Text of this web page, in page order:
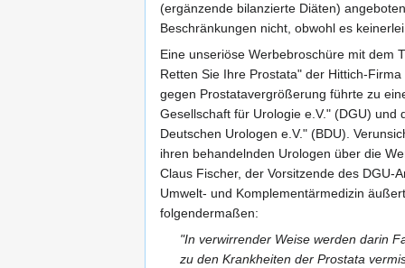
(ergänzende bilanzierte Diäten)
Beschränkungen nicht, obwohl es
Eine unseriöse Werbebroschüre mit dem
Retten Sie Ihre Prostata" der Hittich-
gegen Prostatavergrößerung führte zu
Gesellschaft für Urologie e.V." (DGU) und
Deutschen Urologen e.V." (BDU).
ihren behandelnden Urologen über die
Claus Fischer, der Vorsitzende des DGU-
Umwelt- und Komplementärmedizin
folgendermaßen:
"In verwirrender Weise werden darin
zu den Krankheiten der Prostata